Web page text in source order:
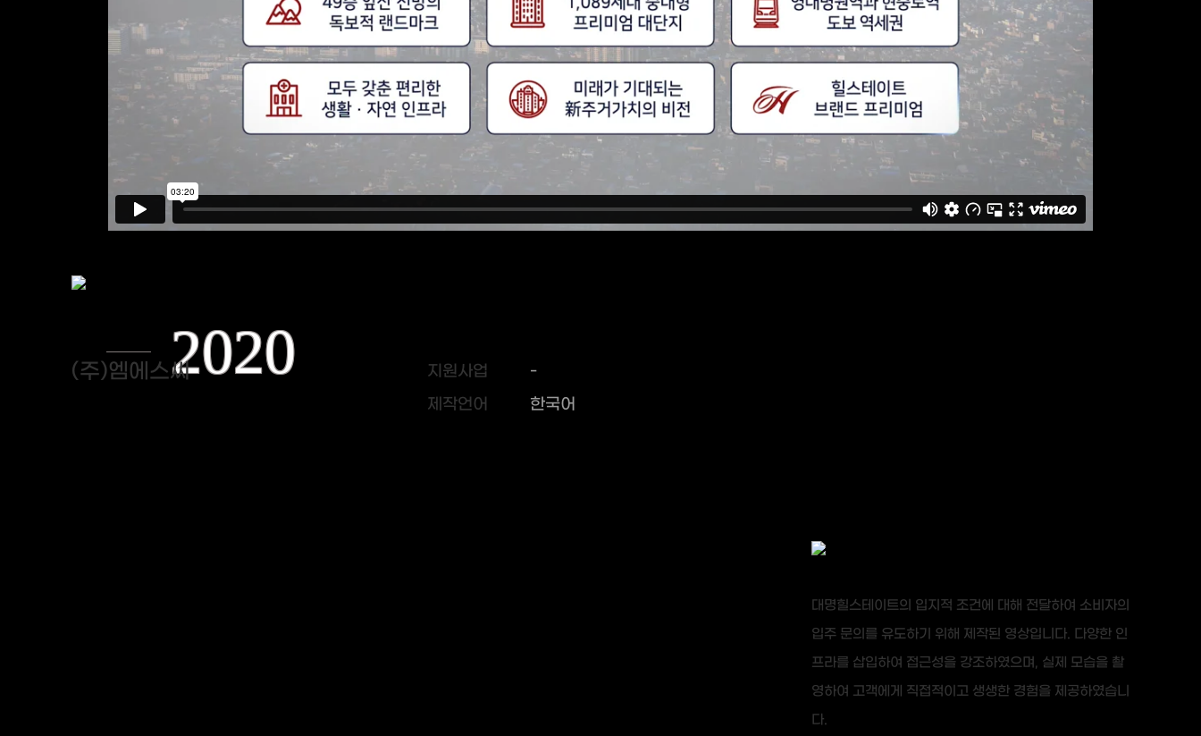
2020
(주)엠에스씨 지원사업 -
제작언어 한국어
대명힐스테이트의 입지적 조건에 대해 전달하여 소비자의
입주 문의를 유도하기 위해 제작된 영상입니다. 다양한 인
프라를 삽입하여 접근성을 강조하였으며, 실제 모습을 촬
영하여 고객에게 직접적이고 생생한 경험을 제공하였습니
다.